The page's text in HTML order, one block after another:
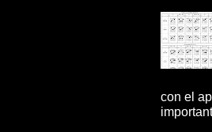
con el